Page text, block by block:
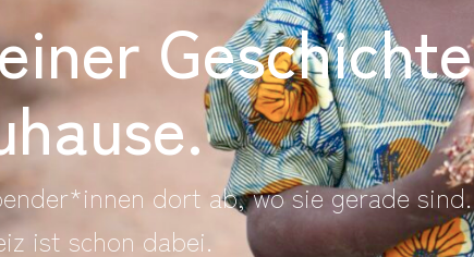
Geschichte
dort ab, wo sie gerade sind.
ist schon dabei.